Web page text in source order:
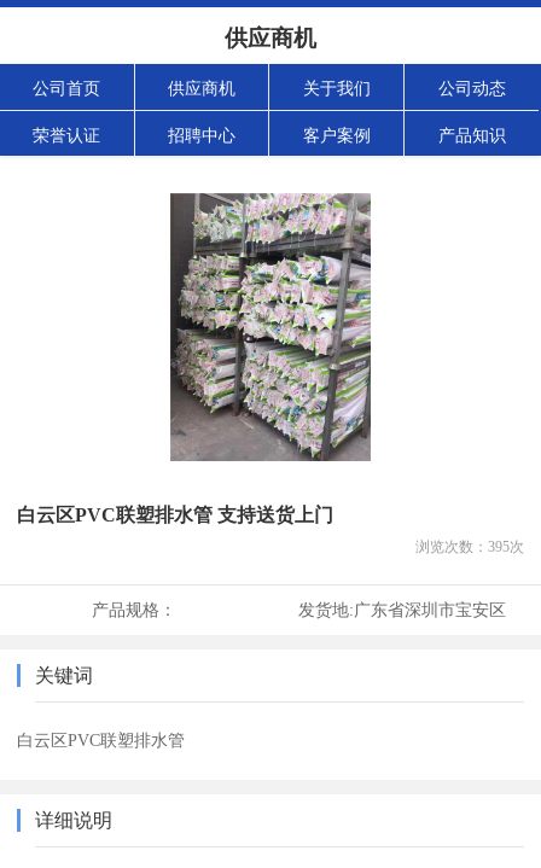
供应商机
公司首页 供应商机 关于我们 公司动态
荣誉认证 招聘中心 客户案例 产品知识
白云区PVC联塑排水管 支持送货上门
浏览次数： 395次
产品规格： 发货地:广东省深圳市宝安区
关键词
白云区PVC联塑排水管
详细说明